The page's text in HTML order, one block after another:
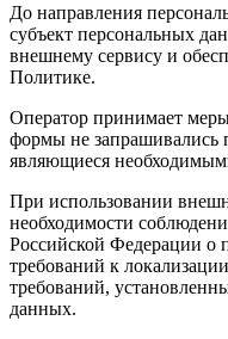
До направления
субъект персональных
внешнему сервису и
Политике.
Оператор принимает
формы не запрашивались
являющиеся
При использовании
необходимости
Российской Федерации о
требований к
требований,
данных.